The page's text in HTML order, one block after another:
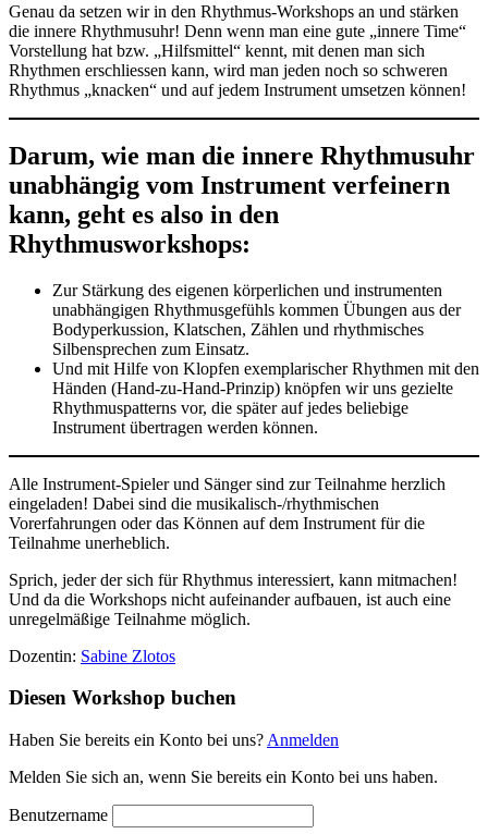
Genau da setzen wir in den Rhythmus-Workshops an und stärken
die innere Rhythmusuhr! Denn wenn man eine gute „innere Time“
Vorstellung hat bzw. „Hilfsmittel“ kennt, mit denen man sich
Rhythmen erschliessen kann, wird man jeden noch so schweren
Rhythmus „knacken“ und auf jedem Instrument umsetzen können!
Darum, wie man die innere Rhythmusuhr
unabhängig vom Instrument verfeinern
kann, geht es also in den
Rhythmusworkshops:
Zur Stärkung des eigenen körperlichen und instrumenten
unabhängigen Rhythmusgefühls kommen Übungen aus der
Bodyperkussion, Klatschen, Zählen und rhythmisches
Silbensprechen zum Einsatz.
Und mit Hilfe von Klopfen exemplarischer Rhythmen mit den
Händen (Hand-zu-Hand-Prinzip) knöpfen wir uns gezielte
Rhythmuspatterns vor, die später auf jedes beliebige
Instrument übertragen werden können.
Alle Instrument-Spieler und Sänger sind zur Teilnahme herzlich
eingeladen! Dabei sind die musikalisch-/rhythmischen
Vorerfahrungen oder das Können auf dem Instrument für die
Teilnahme unerheblich.
Sprich, jeder der sich für Rhythmus interessiert, kann mitmachen!
Und da die Workshops nicht aufeinander aufbauen, ist auch eine
unregelmäßige Teilnahme möglich.
Dozentin: Sabine Zlotos
Diesen Workshop buchen
Haben Sie bereits ein Konto bei uns? Anmelden
Melden Sie sich an, wenn Sie bereits ein Konto bei uns haben.
Benutzername